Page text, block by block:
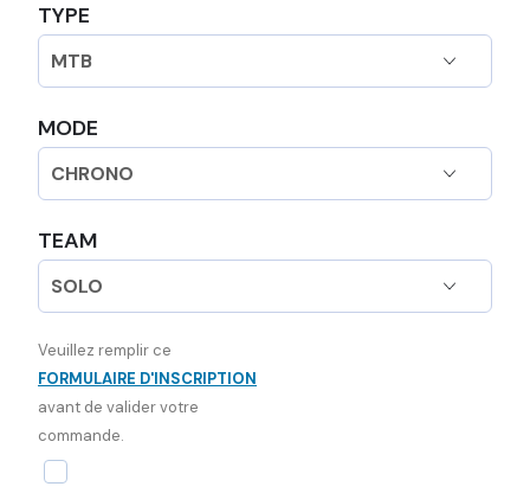
TYPE
MODE
TEAM
Veuillez remplir ce
FORMULAIRE D'INSCRIPTION
avant de valider votre
commande.